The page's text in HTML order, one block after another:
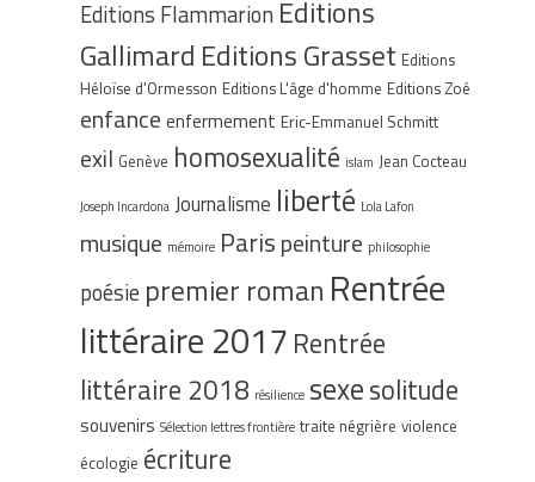
Editions Flammarion Editions
Gallimard Editions Grasset Editions
Héloïse d'Ormesson Editions L'âge d'homme Editions Zoé
enfance enfermement Eric-Emmanuel Schmitt
exil Genève homosexualité islam Jean Cocteau
Joseph Incardona Journalisme liberté Lola Lafon
musique mémoire Parispeinture philosophie
poésie premier roman Rentrée
littéraire 2017 Rentrée
littéraire 2018 résilience sexesolitude
souvenirs Sélection lettres frontière traite négrière violence
écologie écriture